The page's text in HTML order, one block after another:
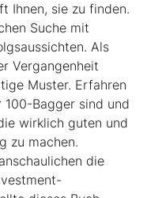
Ihnen, sie zu finden.
Suche mit
Als
Vergangenheit
Muster. Erfahren
Bagger sind und
wirklich guten und
zu machen.
die